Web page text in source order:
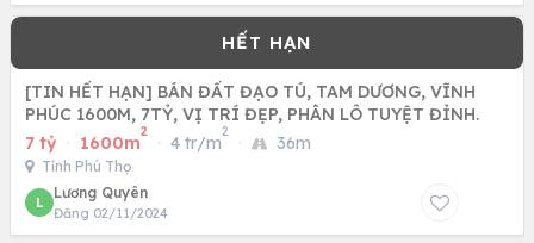
[TIN HẾT HẠN] BÁN ĐẤT ĐẠO TÚ, TAM DƯƠNG, VĨNH
PHÚC 1600M, 7TỶ, VỊ TRÍ ĐẸP, PHÂN LÔ TUYỆT ĐỈNH.
7 tỷ · 1600m
2
· 4 tr/m
2
· 36m
Tỉnh Phú Thọ
L
Lương Quyên
Đăng 02/11/2024